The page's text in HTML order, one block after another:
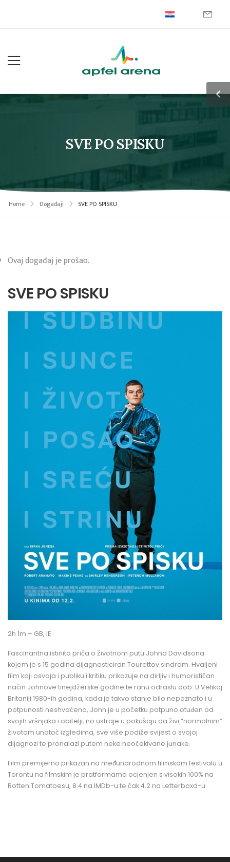
SVE PO SPISKU
Home Događaji SVE PO SPISKU
Ovaj događaj je prošao.
SVE PO SPISKU
2h 1m – GB, IE
Fascinantna istinita priča o životnom putu Johna Davidsona
kojem je s 15 godina dijagnosticiran Tourettov sindrom. Hvaljeni
film koji osvaja i publiku i kritiku prikazuje na dirljiv i humorističan
način Johnove tinejdžerske godine te ranu odraslu dob. U Velikoj
Britaniji 1980-ih godina, kada je takvo stanje bilo nepoznato i u
potpunosti neshvaćeno, John je u početku potpuno otuđen od
svojih vršnjaka i obitelji, no ustraje u pokušaju da živi “normalnim”
životom unatoč izgledima, sve više podiže svijest o svojoj
dijagnozi te pronalazi putem neke neočekivane junake.
Film premijerno prikazan na međunarodnom filmskom festivalu u
Torontu na filmskim je pratformama ocjenjen s visokih 100% na
Rotten Tomatoesu, 8.4 na IMDb-u te čak 4.2 na Letterboxd-u.